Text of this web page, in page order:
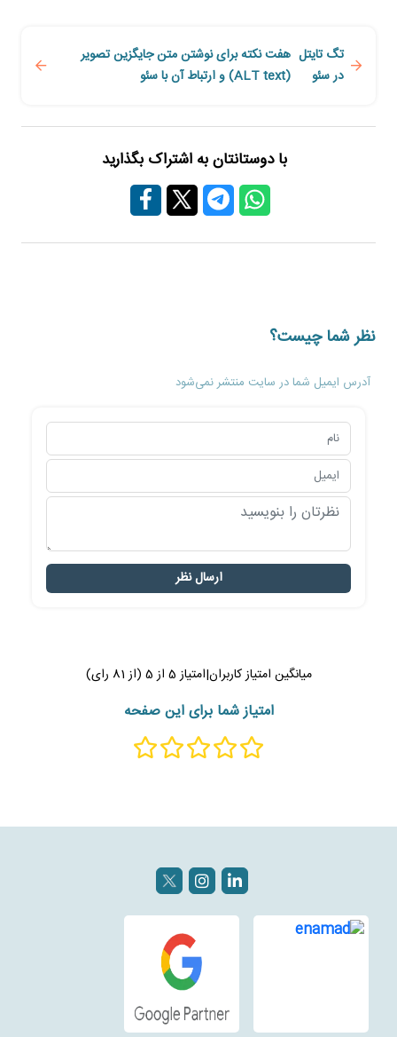
تگ تایتل
در سئو
هفت نکته برای نوشتن متن جایگزین تصویر
(ALT text) و ارتباط آن با سئو
با دوستانتان به اشتراک بگذارید
نظر شما چیست؟
آدرس ایمیل شما در سایت منتشر نمی‌شود
ارسال نظر
میانگین امتیاز کاربران|امتیاز5 از5 (از81 رای)
امتیاز شما برای این صفحه